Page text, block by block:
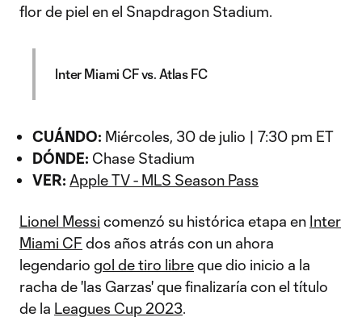
flor de piel en el Snapdragon Stadium.
Inter Miami CF vs. Atlas FC
CUÁNDO: Miércoles, 30 de julio | 7:30 pm ET
DÓNDE: Chase Stadium
VER: Apple TV - MLS Season Pass
Lionel Messi comenzó su histórica etapa en Inter
Miami CF dos años atrás con un ahora
legendario gol de tiro libreque dio inicio a la
racha de 'las Garzas' que finalizaría con el título
de la Leagues Cup 2023.